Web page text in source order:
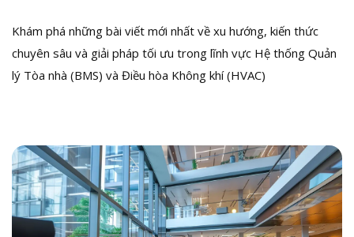
Khám phá những bài viết mới nhất về xu hướng, kiến thức
chuyên sâu và giải pháp tối ưu trong lĩnh vực Hệ thống Quản
lý Tòa nhà (BMS) và Điều hòa Không khí (HVAC)